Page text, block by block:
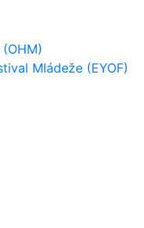
Mládeže (EYOF)